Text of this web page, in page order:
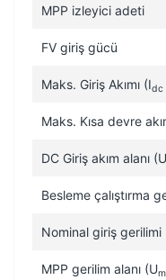
MPP izleyici adeti
FV giriş gücü
Maks. Giriş Akımı (Idc
Maks. Kısa devre
DC Giriş akım alanı (U
Besleme çalıştırma
Nominal giriş gerilimi
MPP gerilim alanı (U